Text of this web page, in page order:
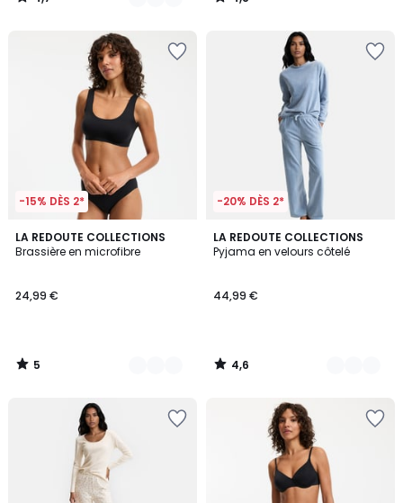
/
/
-15% DÈS 2*
LA REDOUTE COLLECTIONS
Brassière en microfibre
24,99 €
5
/
3
Couleurs
5
/
-20% DÈS 2*
LA REDOUTE COLLECTIONS
Pyjama en velours côtelé
44,99 €
4,6
/ 5
3
Couleurs
4,6
/